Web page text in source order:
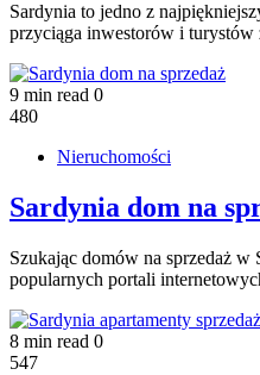
Sardynia to jedno z
przyciąga inwestorów i
9 min read 0
480
Nieruchomości
Sardynia dom na
Szukając domów na sprzedaż w
popularnych portali
8 min read 0
547